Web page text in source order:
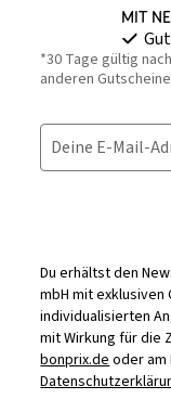
Mit
*30 Tage gültig
anderen
Deine E-Mail-
Du erhältst den
mbH mit exklusiven
individualisierten
mit Wirkung für die
bonprix.deoder am